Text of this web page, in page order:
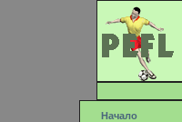
Начало